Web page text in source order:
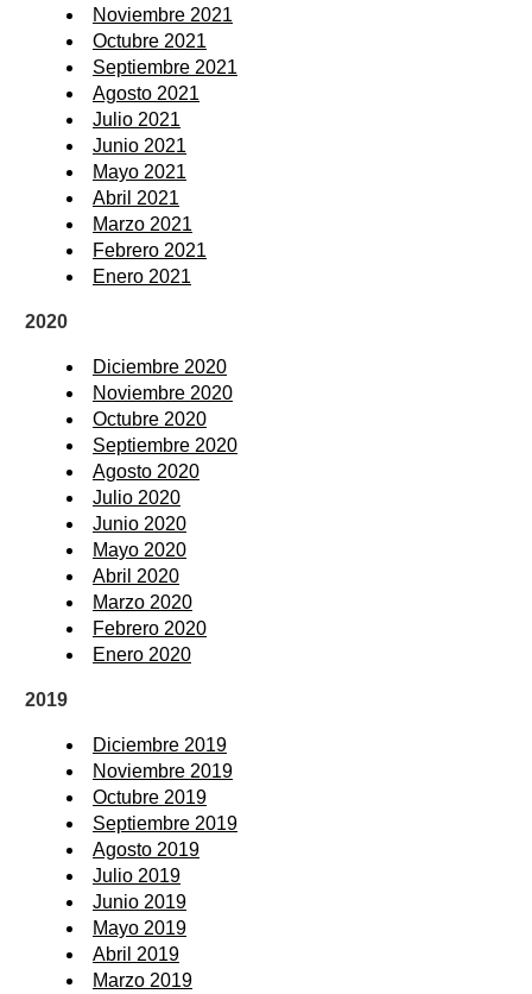
Noviembre 2021
Octubre 2021
Septiembre 2021
Agosto 2021
Julio 2021
Junio 2021
Mayo 2021
Abril 2021
Marzo 2021
Febrero 2021
Enero 2021
2020
Diciembre 2020
Noviembre 2020
Octubre 2020
Septiembre 2020
Agosto 2020
Julio 2020
Junio 2020
Mayo 2020
Abril 2020
Marzo 2020
Febrero 2020
Enero 2020
2019
Diciembre 2019
Noviembre 2019
Octubre 2019
Septiembre 2019
Agosto 2019
Julio 2019
Junio 2019
Mayo 2019
Abril 2019
Marzo 2019